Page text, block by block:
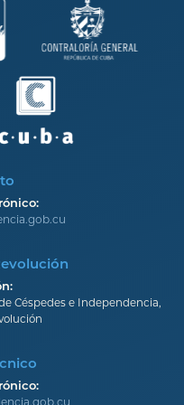
Céspedes e Independencia,